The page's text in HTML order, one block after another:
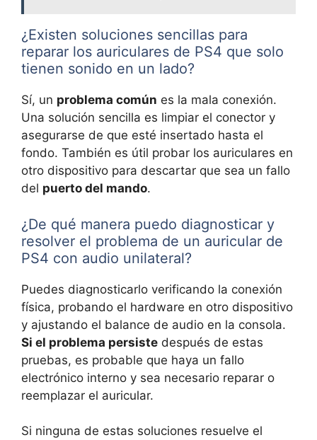
¿Existen soluciones sencillas para
reparar los auriculares de PS4 que solo
tienen sonido en un lado?
Sí, un problema común es la mala conexión.
Una solución sencilla es limpiar el conector y
asegurarse de que esté insertado hasta el
fondo. También es útil probar los auriculares en
otro dispositivo para descartar que sea un fallo
del puerto del mando.
¿De qué manera puedo diagnosticar y
resolver el problema de un auricular de
PS4 con audio unilateral?
Puedes diagnosticarlo verificando la conexión
física, probando el hardware en otro dispositivo
y ajustando el balance de audio en la consola.
Si el problema persiste después de estas
pruebas, es probable que haya un fallo
electrónico interno y sea necesario reparar o
reemplazar el auricular.
Si ninguna de estas soluciones resuelve el